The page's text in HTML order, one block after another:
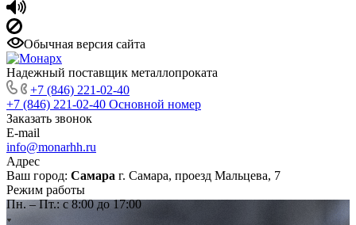
Обычная версия сайта
Надежный поставщик металлопроката
+7 (846) 221-02-40
+7 (846) 221-02-40 Основной номер
Заказать звонок
E-mail
info@monarhh.ru
Адрес
Ваш город: Самара г. Самара, проезд Мальцева, 7
Режим работы
Пн. – Пт.: с 8:00 до 17:00